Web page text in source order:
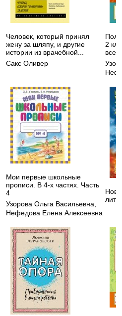
Человек, который принял
жену за шляпу, и другие
истории из врачебной...
Сакс Оливер
2
все
Мои первые школьные
прописи. В 4-х частях. Часть
4
Узорова Ольга Васильевна
Нефедова Елена Алексеевна